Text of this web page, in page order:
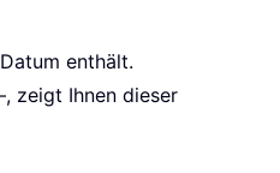
enthält.
zeigt Ihnen dieser